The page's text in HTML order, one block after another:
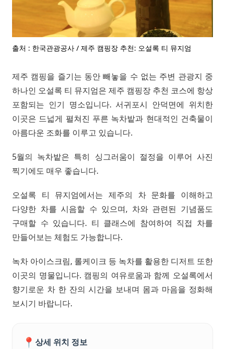
출처 : 한국관광공사 / 제주 캠핑장 추천: 오설록 티 뮤지엄
제주 캠핑을 즐기는 동안 빼놓을 수 없는 주변 관광지 중
하나인 오설록 티 뮤지엄은 제주 캠핑장 추천 코스에 항상
포함되는 인기 명소입니다. 서귀포시 안덕면에 위치한
이곳은 드넓게 펼쳐진 푸른 녹차밭과 현대적인 건축물이
아름다운 조화를 이루고 있습니다.
5월의 녹차밭은 특히 싱그러움이 절정을 이루어 사진
찍기에도 매우 좋습니다.
오설록 티 뮤지엄에서는 제주의 차 문화를 이해하고
다양한 차를 시음할 수 있으며, 차와 관련된 기념품도
구매할 수 있습니다. 티 클래스에 참여하여 직접 차를
만들어보는 체험도 가능합니다.
녹차 아이스크림, 롤케이크 등 녹차를 활용한 디저트 또한
이곳의 명물입니다. 캠핑의 여유로움과 함께 오설록에서
향기로운 차 한 잔의 시간을 보내며 몸과 마음을 정화해
보시기 바랍니다.
📍 상세 위치 정보